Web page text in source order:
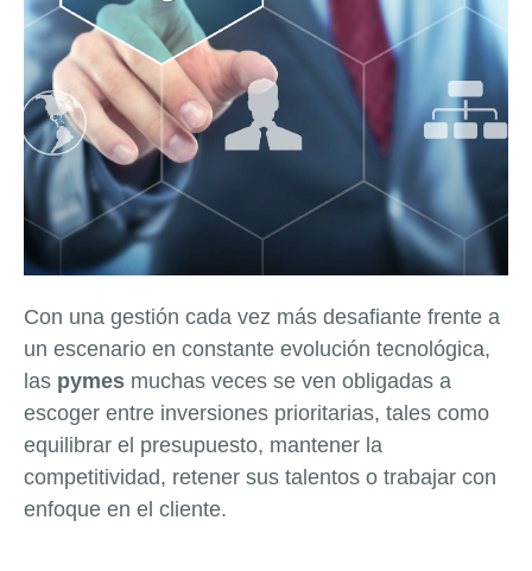
Con una gestión cada vez más desafiante frente a
un escenario en constante evolución tecnológica,
las pymes muchas veces se ven obligadas a
escoger entre inversiones prioritarias, tales como
equilibrar el presupuesto, mantener la
competitividad, retener sus talentos o trabajar con
enfoque en el cliente.